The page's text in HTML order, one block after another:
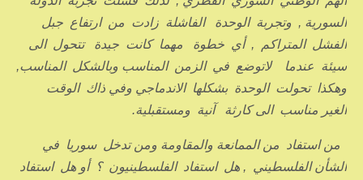
السورية , وتجربة الوحدة الفاشلة زادت من ارتفاع جبل
الفشل المتراكم , أي خطوة مهما كانت جيدة تتحول الى
سيئة عندما لاتوضع في الزمن المناسب وبالشكل المناسب,
وهكذا تحولت الوحدة بشكلها الاندماجي وفي ذاك الوقت
الغير مناسب الى كارثة آنية ومستقبلية.
من استفاد من الممانعة والمقاومة ومن تدخل سوريا في
الشأن الفلسطيني , هل استفاد الفلسطينيون ؟ أو هل استفاد